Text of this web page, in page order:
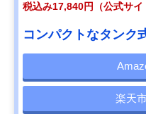
税込み17,840円（公式サイ
コンパクトなタンク
楽天